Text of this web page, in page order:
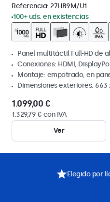
Referencia: 27HB9M/U1
100+ uds. en existencias
Panel multitáctil Full-HD de
Conexiones: HDMI,
Montaje: empotrado, en
Dimensiones exteriores: 663
1.099,00 €
1.329,79 € con IVA
Ver
Elegido por